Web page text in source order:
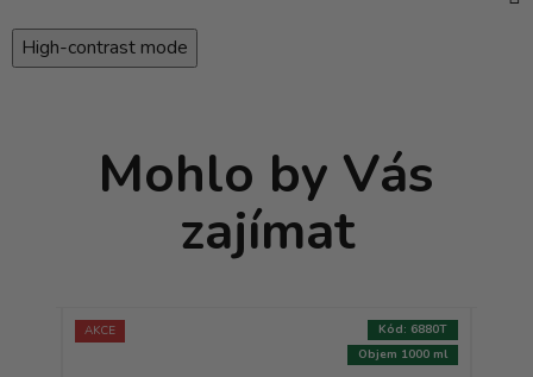
High-contrast mode
Mohlo by Vás
zajímat
AKCE
Objem 1000 ml
Kód: 6880T